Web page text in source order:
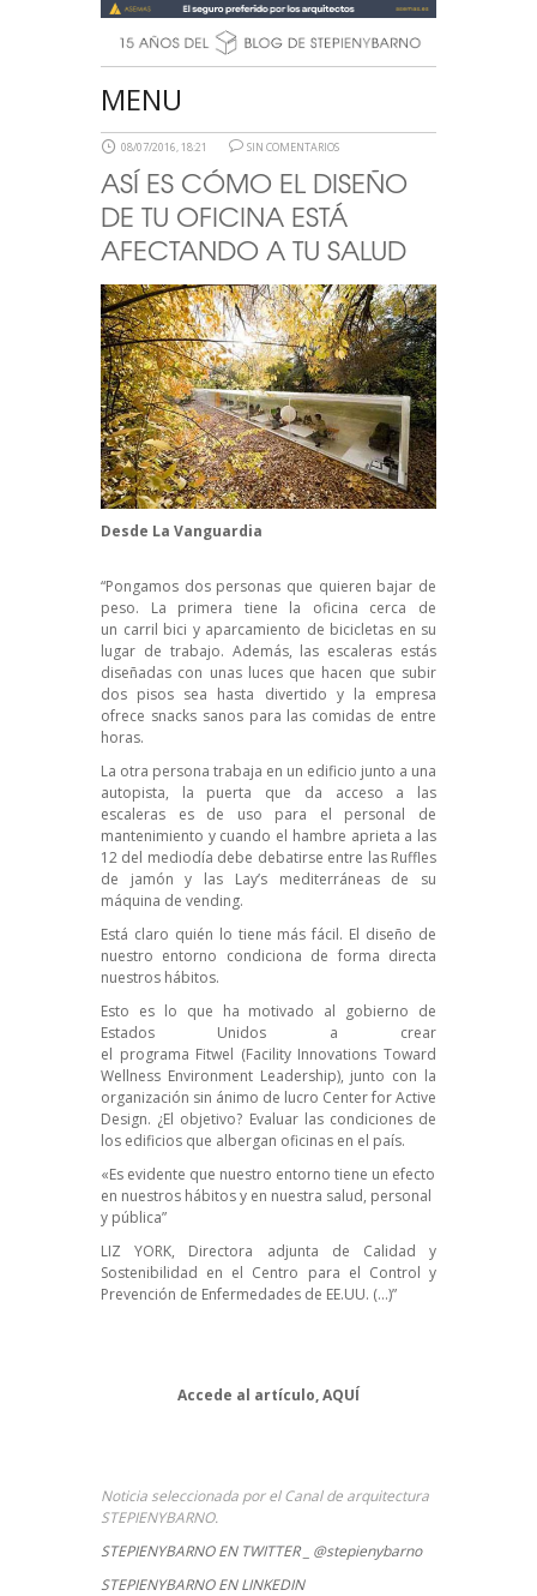
MENU
08/07/2016, 18:21 SIN COMENTARIOS
ASÍ ES CÓMO EL DISEÑO
DE TU OFICINA ESTÁ
AFECTANDO A TU SALUD
Desde La Vanguardia
“Pongamos dos personas que quieren bajar de
peso. La primera tiene la oficina cerca de
un carril bici y aparcamiento de bicicletas en su
lugar de trabajo. Además, las escaleras estás
diseñadas con unas luces que hacen que subir
dos pisos sea hasta divertido y la empresa
ofrece snacks sanos para las comidas de entre
horas.
La otra persona trabaja en un edificio junto a una
autopista, la puerta que da acceso a las
escaleras es de uso para el personal de
mantenimiento y cuando el hambre aprieta a las
12 del mediodía debe debatirse entre las Ruffles
de jamón y las Lay’s mediterráneas de su
máquina de vending.
Está claro quién lo tiene más fácil. El diseño de
nuestro entorno condiciona de forma directa
nuestros hábitos.
Esto es lo que ha motivado al gobierno de
Estados Unidos a crear
el programa Fitwel (Facility Innovations Toward
Wellness Environment Leadership), junto con la
organización sin ánimo de lucro Center for Active
Design. ¿El objetivo? Evaluar las condiciones de
los edificios que albergan oficinas en el país.
«Es evidente que nuestro entorno tiene un efecto
en nuestros hábitos y en nuestra salud, personal
y pública”
LIZ YORK, Directora adjunta de Calidad y
Sostenibilidad en el Centro para el Control y
Prevención de Enfermedades de EE.UU. (…)”
Accede al artículo,AQUÍ
Noticia seleccionada por el Canal de arquitectura
STEPIENYBARNO.
STEPIENYBARNO EN TWITTER _ @stepienybarno
STEPIENYBARNO EN LINKEDIN